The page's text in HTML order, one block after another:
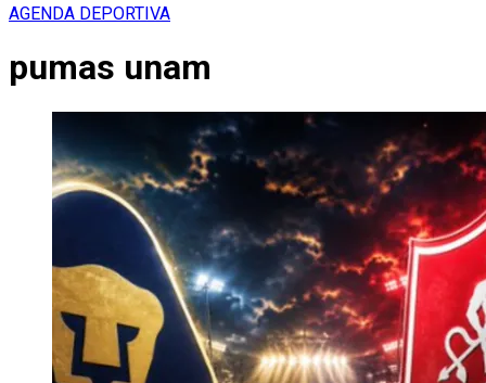
AGENDA DEPORTIVA
pumas unam